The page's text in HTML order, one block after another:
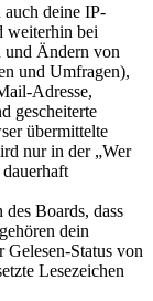
deine IP-
weiterhin bei
und Ändern von
und Umfragen),
Adresse,
gescheiterte
übermittelte
nur in der „Wer
Boards, dass
dein
Status von
Lesezeichen